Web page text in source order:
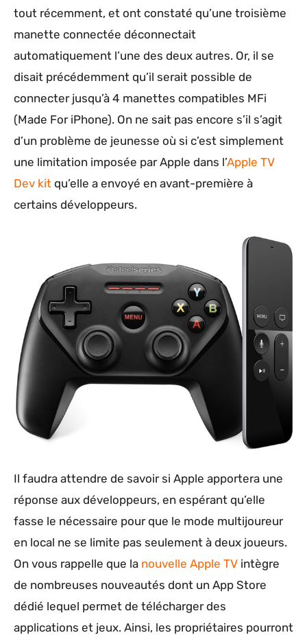
tout récemment, et ont constaté qu’une troisième
manette connectée déconnectait
automatiquement l’une des deux autres. Or, il se
disait précédemment qu’il serait possible de
connecter jusqu’à 4 manettes compatibles MFi
(Made For iPhone). On ne sait pas encore s’il s’agit
d’un problème de jeunesse où si c’est simplement
une limitation imposée par Apple dans l’Apple TV
Dev kit qu’elle a envoyé en avant-première à
certains développeurs.
Il faudra attendre de savoir si Apple apportera une
réponse aux développeurs, en espérant qu’elle
fasse le nécessaire pour que le mode multijoureur
en local ne se limite pas seulement à deux joueurs.
On vous rappelle que la nouvelle Apple TV intègre
de nombreuses nouveautés dont un App Store
dédié lequel permet de télécharger des
applications et jeux. Ainsi, les propriétaires pourront